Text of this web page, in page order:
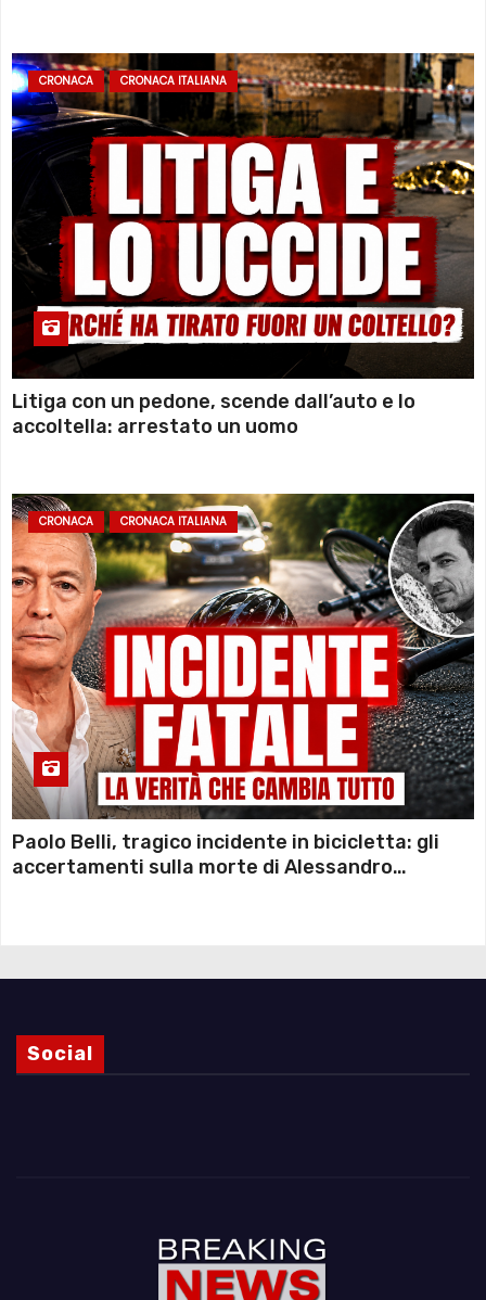
CRONACA CRONACA ITALIANA
Litiga con un pedone, scende dall’auto e lo
accoltella: arrestato un uomo
CRONACA CRONACA ITALIANA
Paolo Belli, tragico incidente in bicicletta: gli
accertamenti sulla morte di Alessandro
Social